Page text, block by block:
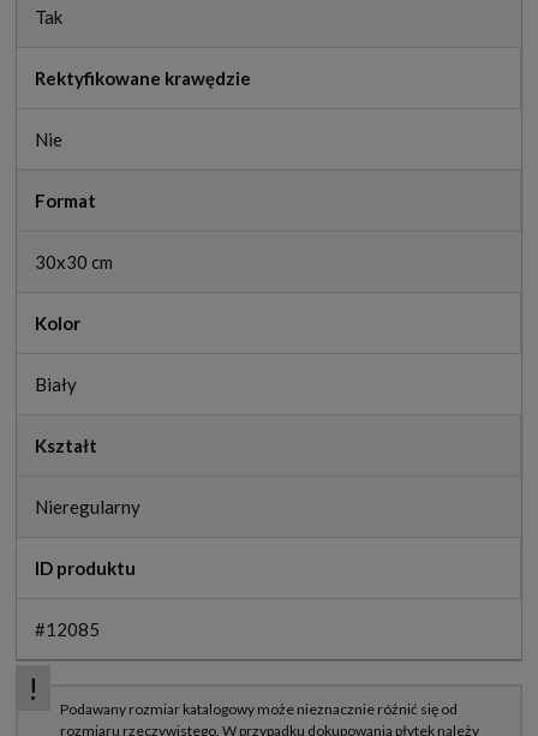
Tak
Rektyfikowane krawędzie
Nie
Format
30x30 cm
Kolor
Biały
Kształt
Nieregularny
ID produktu
#12085